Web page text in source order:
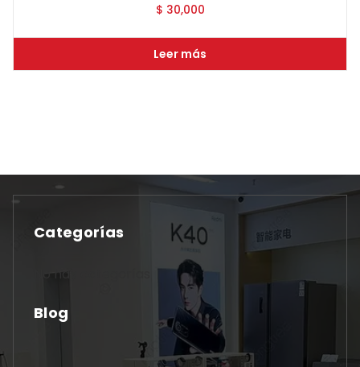
$ 30,000
Leer más
Categorías
No hay categorías
Blog